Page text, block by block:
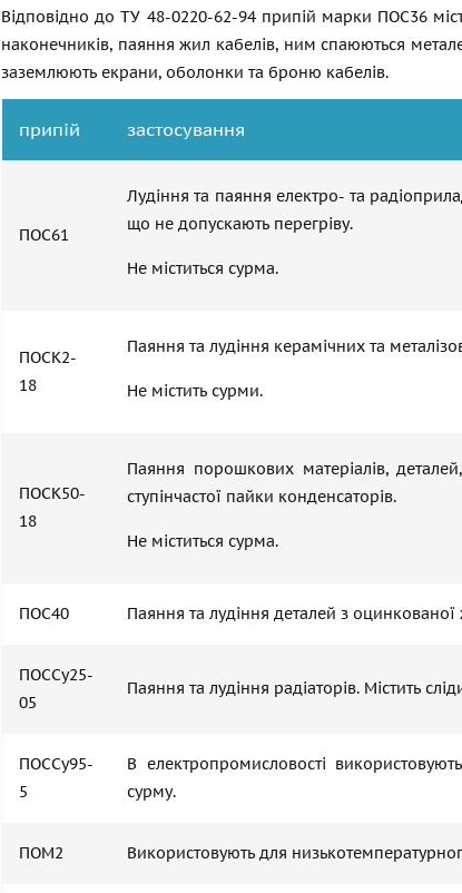
Відповідно до ТУ 48-0220-62-94 припій марки ПОС36
наконечників, паяння жил кабелів, ним спаюються
заземлюють екрани, оболонки та броню кабелів.
припій застосування
ПОС61
Лудіння та паяння електро- та
що не допускають перегріву.
Не міститься сурма.
ПОСК2-
18
Паяння та лудіння керамічних та
Не містить сурми.
ПОСК50-
18
Паяння порошкових матеріалів,
ступінчастої пайки конденсаторів.
Не міститься сурма.
ПОС40 Паяння та лудіння деталей з
ПОССу25-
05
Паяння та лудіння радіаторів. Містить
ПОССу95-
5
В електропромисловості
сурму.
ПОМ2 Використовують для